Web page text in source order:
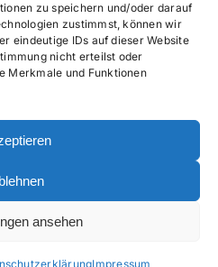
zu speichern und/oder darauf
zustimmst, können wir
eindeutige IDs auf dieser Website
nicht erteilst oder
Merkmale und Funktionen
ansehen
Impressum
Stockelsdorf – Daniel Kahns